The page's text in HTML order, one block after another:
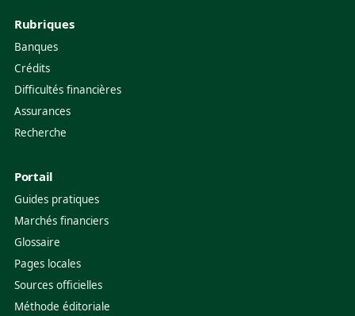
Rubriques
Banques
Crédits
Difficultés financières
Assurances
Recherche
Portail
Guides pratiques
Marchés financiers
Glossaire
Pages locales
Sources officielles
Méthode éditoriale